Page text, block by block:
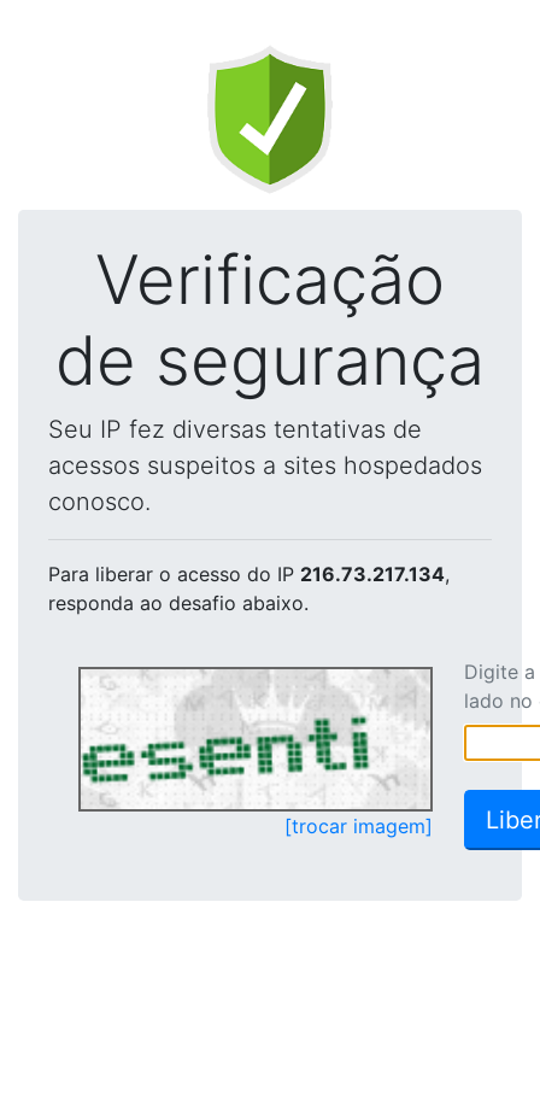
Verificação
de segurança
Seu IP fez diversas tentativas de
acessos suspeitos a sites hospedados
conosco.
Para liberar o acesso do IP 216.73.217.134,
responda ao desafio abaixo.
[trocar imagem]
Digite
lado no